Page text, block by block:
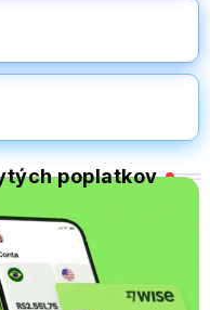
poplatkov